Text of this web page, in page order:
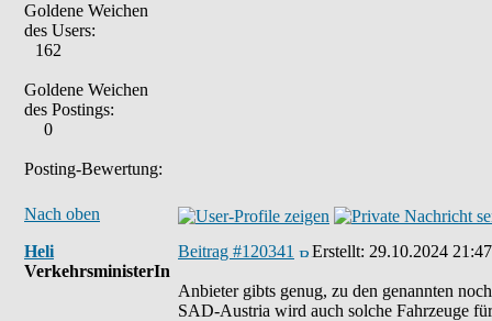
Goldene Weichen
des Users:
162
Goldene Weichen
des Postings:
0
Posting-Bewertung:
Nach oben
Heli
VerkehrsministerIn
Beitrag #120341 Erstellt: 29.10.2024 21:47
Anbieter gibts genug, zu den genannten
SAD-Austria wird auch solche Fahrzeuge